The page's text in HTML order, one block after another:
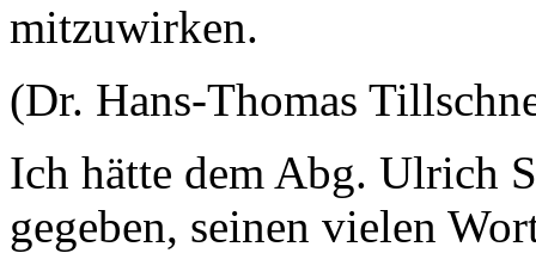
mitzuwirken.
(Dr. Hans-Thomas
Ich hätte dem Abg. Ulrich
gegeben, seinen vielen